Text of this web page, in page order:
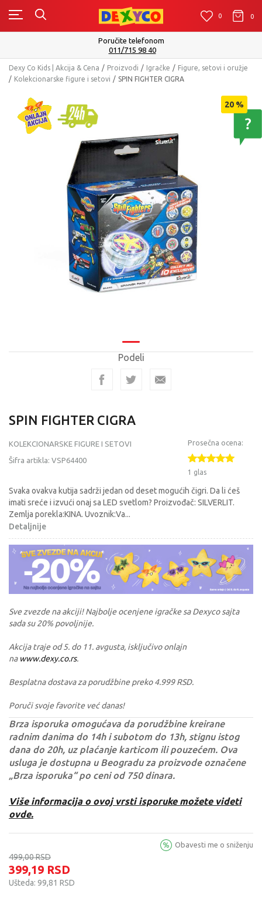
0 0 0
Isporuku možete očekivati u roku od 2 do 4 radna
Pogledaj više
Dexy Co Kids | Akcija & Cena Proizvodi Igračke
Figure, setovi i oružje
Kolekcionarske figure i setovi
SPIN FIGHTER CIGRA
20 %
Podeli
SPIN FIGHTER CIGRA
KOLEKCIONARSKE FIGURE I SETOVI
Šifra artikla: VSP64400
Prosečna ocena:
1 glas
Svaka ovakva kutija sadrži jedan od deset mogućih čigri. Da li ćeš
imati sreće i izvući onaj sa LED svetlom? Proizvođač: SILVERLIT.
Zemlja porekla:KINA. Uvoznik:Va...
Detaljnije
Sve zvezde na akciji! Najbolje ocenjene igračke sa Dexyco sajta
sada su 20% povoljnije.
Akcija traje od 5. do 11. avgusta, isključivo onlajn
na www.dexy.co.rs.
Besplatna dostava za porudžbine preko 4.999 RSD.
Poruči svoje favorite već danas!
Brza isporuka omogućava da porudžbine kreirane
radnim danima do 14h i subotom do 13h, stignu istog
dana do 20h, uz plaćanje karticom ili pouzećem. Ova
usluga je dostupna u Beogradu za proizvode označene
„Brza isporuka“ po ceni od 750 dinara.
Više informacija o ovoj vrsti isporuke možete videti
ovde.
499,00RSD
399,19 RSD
Ušteda: 99,81 RSD
Obavesti me o sniženju